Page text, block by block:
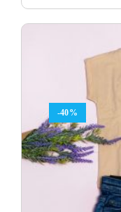
-40%